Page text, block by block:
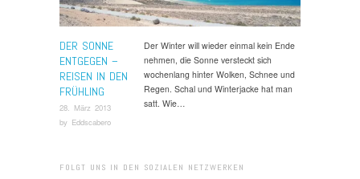
DER SONNE
ENTGEGEN –
REISEN IN DEN
FRÜHLING
28. März 2013
by Eddscabero
Der Winter will wieder einmal kein Ende
nehmen, die Sonne versteckt sich
wochenlang hinter Wolken, Schnee und
Regen. Schal und Winterjacke hat man
satt. Wie…
FOLGT UNS IN DEN SOZIALEN NETZWERKEN